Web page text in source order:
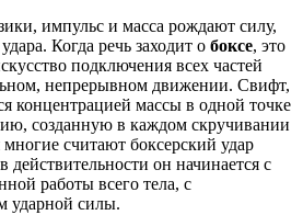
импульс и масса рождают силу,
Когда речь заходит о боксе, это
подключения всех частей
непрерывном движении. Свифт,
концентрацией массы в одной точке
созданную в каждом скручивании
считают боксерский удар
он начинается с
работы всего тела, с
ударной силы.